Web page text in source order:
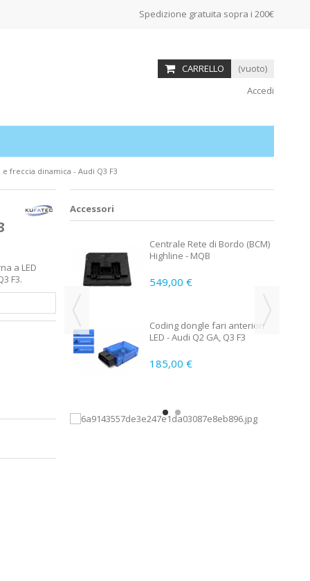
Spedizione gratuita sopra i 200€
CARRELLO
(vuoto)
Accedi
freccia dinamica - Audi Q3 F3
a LED
F3.
Accessori
con
Centrale Rete di Bordo (BCM)
Highline - MQB
549,00 €
Coding dongle fari anteriori
LED - Audi Q2 GA, Q3 F3
185,00 €